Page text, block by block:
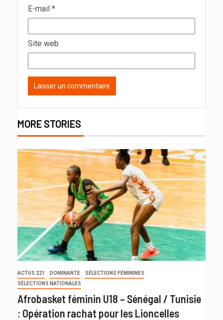
E-mail *
Site web
MORE STORIES
ACTUS 221 DOMINANTE
SÉLECTIONS FÉMININES
SÉLECTIONS NATIONALES
Afrobasket féminin U18 – Sénégal / Tunisie
: Opération rachat pour les Lioncelles